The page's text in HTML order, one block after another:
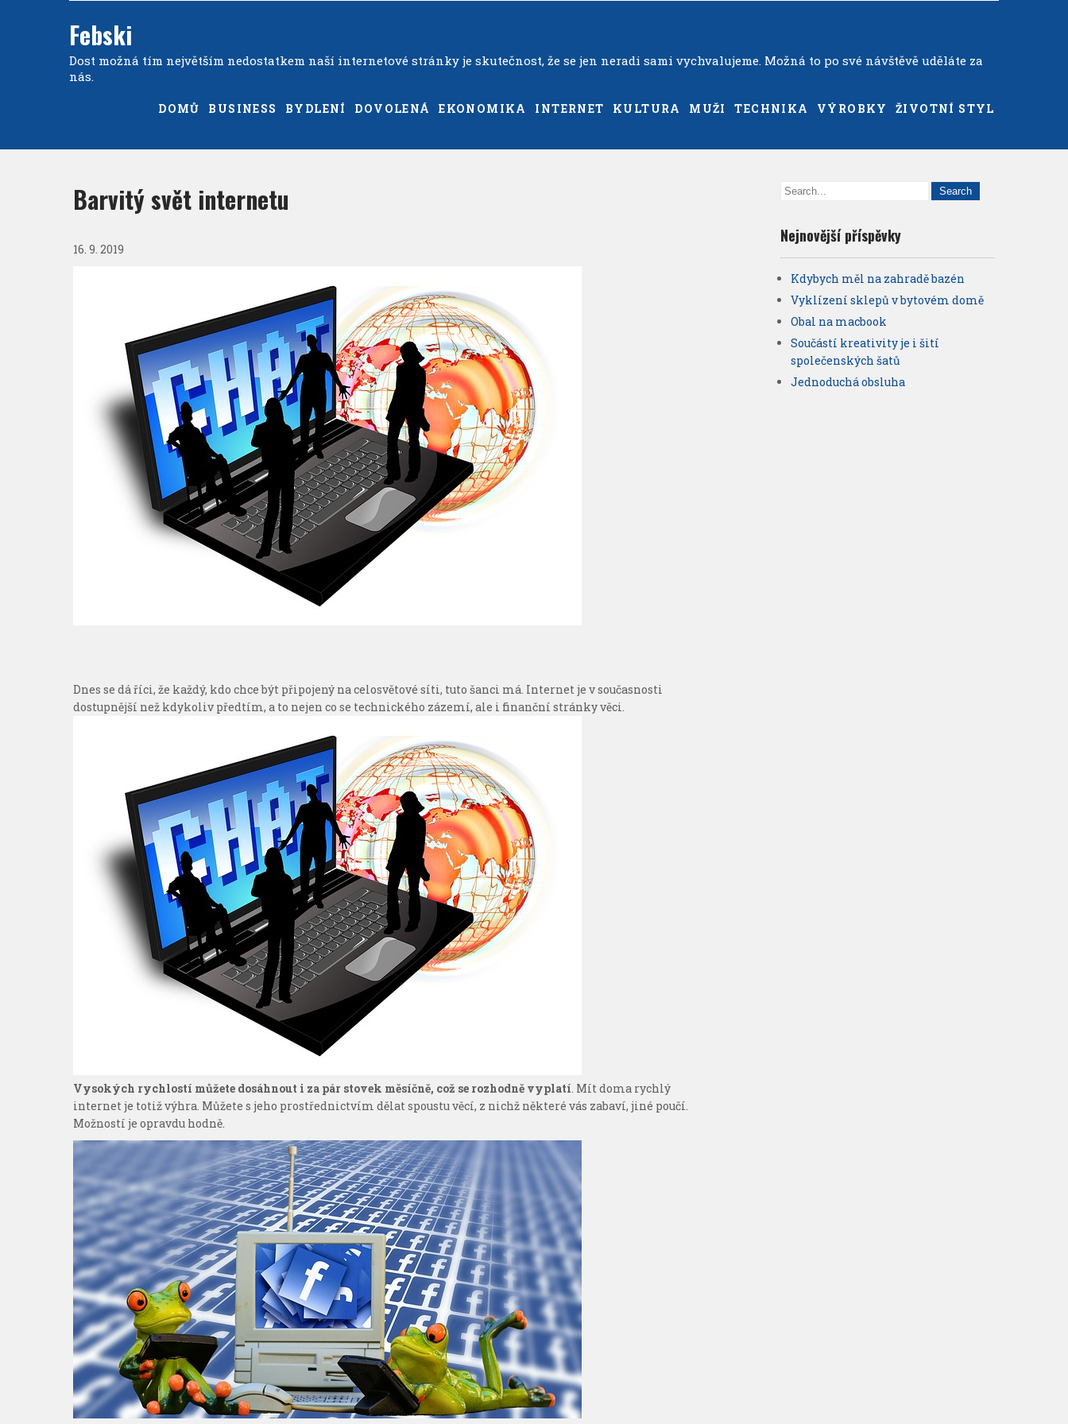
Febski
Dost možná tím největším nedostatkem naší internetové stránky je skutečnost, že se jen neradi sami vychvalujeme. Možná to po své návštěvě uděláte za
nás.
DOMŮ BUSINESS BYDLENÍ DOVOLENÁ EKONOMIKA INTERNET KULTURA MUŽI TECHNIKA VÝROBKY ŽIVOTNÍ STYL
Barvitý svět internetu
16. 9. 2019
Dnes se dá říci, že každý, kdo chce být připojený na celosvětové síti, tuto šanci má. Internet je v současnosti
dostupnější než kdykoliv předtím, a to nejen co se technického zázemí, ale i finanční stránky věci.
Vysokých rychlostí můžete dosáhnout i za pár stovek měsíčně, což se rozhodně vyplatí. Mít doma rychlý
internet je totiž výhra. Můžete s jeho prostřednictvím dělat spoustu věcí, z nichž některé vás zabaví, jiné poučí.
Možností je opravdu hodně.
Nejnovější příspěvky
Kdybych měl na zahradě bazén
Vyklízení sklepů v bytovém domě
Obal na macbook
Součástí kreativity je i šití
společenských šatů
Jednoduchá obsluha